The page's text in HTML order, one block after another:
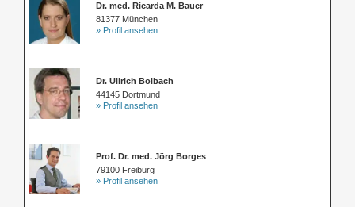
Dr. med. Ricarda M. Bauer
81377 München
» Profil ansehen
Dr. Ullrich Bolbach
44145 Dortmund
» Profil ansehen
Prof. Dr. med. Jörg Borges
79100 Freiburg
» Profil ansehen